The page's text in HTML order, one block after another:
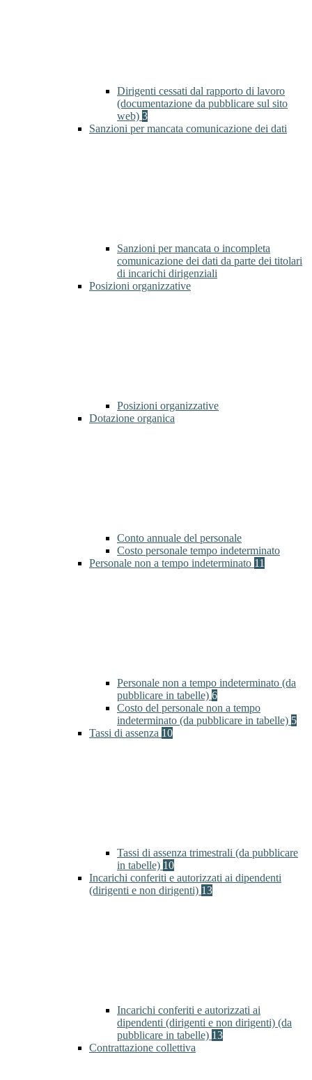
Dirigenti cessati dal rapporto di lavoro
(documentazione da pubblicare sul sito
web) 3
Sanzioni per mancata comunicazione dei dati
Sanzioni per mancata o incompleta
comunicazione dei dati da parte dei titolari
di incarichi dirigenziali
Posizioni organizzative
Posizioni organizzative
Dotazione organica
Conto annuale del personale
Costo personale tempo indeterminato
Personale non a tempo indeterminato 11
Personale non a tempo indeterminato (da
pubblicare in tabelle) 6
Costo del personale non a tempo
indeterminato (da pubblicare in tabelle) 5
Tassi di assenza 10
Tassi di assenza trimestrali (da pubblicare
in tabelle) 10
Incarichi conferiti e autorizzati ai dipendenti
(dirigenti e non dirigenti) 13
Incarichi conferiti e autorizzati ai
dipendenti (dirigenti e non dirigenti) (da
pubblicare in tabelle) 13
Contrattazione collettiva